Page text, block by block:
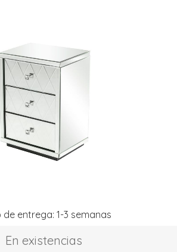
de entrega: 1-3 semanas
En existencias